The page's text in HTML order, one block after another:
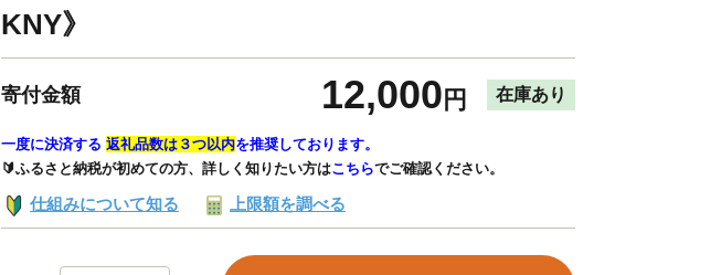
KNY》
寄付金額 12,000 円 在庫あり
一度に決済する 返礼品数は３つ以内を推奨しております。
🔰ふるさと納税が初めての方、詳しく知りたい方はこちらでご確認ください。
仕組みについて知る 上限額を調べる